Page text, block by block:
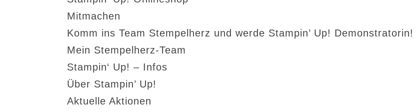
Mitmachen
Komm ins Team Stempelherz und werde Stampin’ Up! Demonstratorin!
Mein Stempelherz-Team
Stampin‘ Up! – Infos
Über Stampin’ Up!
Aktuelle Aktionen